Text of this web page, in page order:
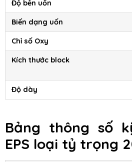
Độ bền uốn
Biến dạng uốn
Chỉ số Oxy
Kích thước block
Độ dày
Bảng thông số
EPS loại tỷ trọng